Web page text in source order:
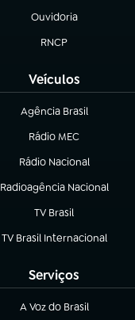
Ouvidoria
(abre em nova aba)
RNCP
(abre em nova aba)
Veículos
Agência Brasil
(abre em nova aba)
Rádio MEC
(abre em nova aba)
Rádio Nacional
Radioagência Nacional
(abre em nova aba)
TV Brasil
(abre em nova aba)
TV Brasil Internacional
(abre em nova aba)
Serviços
A Voz do Brasil
(abre em nova aba)